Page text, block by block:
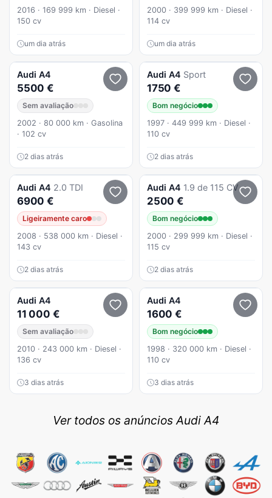
2016 · 169 999 km · Diesel ·
150 cv
um dia atrás
2000 · 399 999 km · Diesel ·
114 cv
um dia atrás
Audi A4
5500 €
Sem avaliação
2002 · 80 000 km · Gasolina
· 102 cv
2 dias atrás
Audi A4 Sport
1750 €
Bom negócio
1997 · 449 999 km · Diesel ·
110 cv
2 dias atrás
Audi A4 2.0 TDI
6900 €
Ligeiramente caro
2008 · 538 000 km · Diesel ·
143 cv
2 dias atrás
Audi A4 1.9 de 115 CV
2500 €
Bom negócio
2000 · 299 999 km · Diesel ·
115 cv
2 dias atrás
Audi A4
11 000 €
Sem avaliação
2010 · 243 000 km · Diesel ·
136 cv
3 dias atrás
Audi A4
1600 €
Bom negócio
1998 · 320 000 km · Diesel ·
110 cv
3 dias atrás
Ver todos os anúncios Audi A4